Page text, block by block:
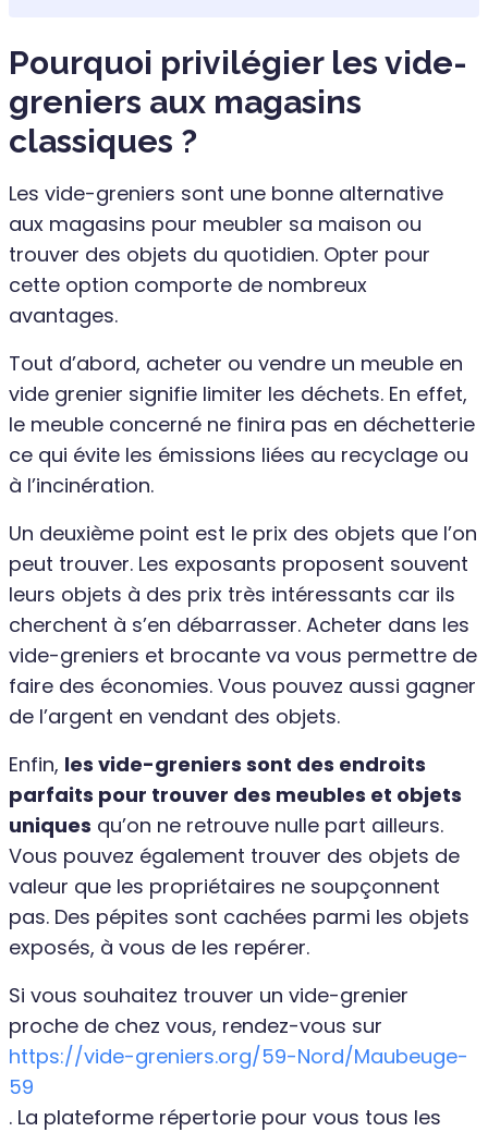
Pourquoi privilégier les vide-
greniers aux magasins
classiques ?
Les vide-greniers sont une bonne alternative
aux magasins pour meubler sa maison ou
trouver des objets du quotidien. Opter pour
cette option comporte de nombreux
avantages.
Tout d’abord, acheter ou vendre un meuble en
vide grenier signifie limiter les déchets. En effet,
le meuble concerné ne finira pas en déchetterie
ce qui évite les émissions liées au recyclage ou
à l’incinération.
Un deuxième point est le prix des objets que l’on
peut trouver. Les exposants proposent souvent
leurs objets à des prix très intéressants car ils
cherchent à s’en débarrasser. Acheter dans les
vide-greniers et brocante va vous permettre de
faire des économies. Vous pouvez aussi gagner
de l’argent en vendant des objets.
Enfin, les vide-greniers sont des endroits
parfaits pour trouver des meubles et objets
uniques qu’on ne retrouve nulle part ailleurs.
Vous pouvez également trouver des objets de
valeur que les propriétaires ne soupçonnent
pas. Des pépites sont cachées parmi les objets
exposés, à vous de les repérer.
Si vous souhaitez trouver un vide-grenier
proche de chez vous, rendez-vous sur
https://vide-greniers.org/59-Nord/Maubeuge-
59
. La plateforme répertorie pour vous tous les